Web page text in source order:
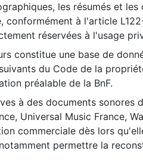
les résumés et
conformément à l'article
réservées à l'usage
constitue une base de
du Code de la
préalable de la BnF.
à des documents sonores
Universal Music France,
commerciale dès lors
permettre la